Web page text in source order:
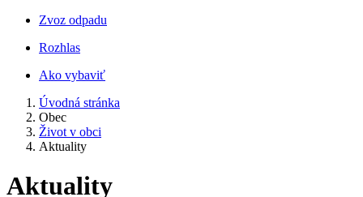
Zvoz odpadu
Rozhlas
Ako vybaviť
Úvodná stránka
Obec
Život v obci
Aktuality
Aktuality